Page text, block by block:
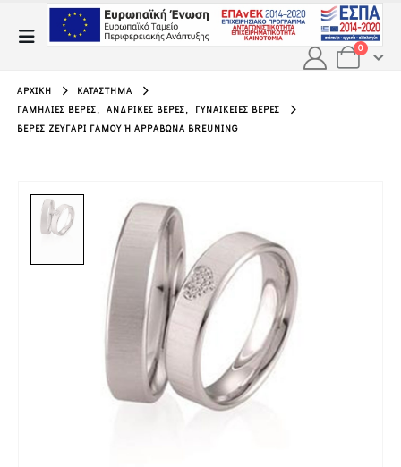
0
ΑΡΧΙΚΉ
ΚΑΤΆΣΤΗΜΑ
ΓΑΜΉΛΙΕΣ ΒΈΡΕΣ, ΑΝΔΡΙΚΈΣ ΒΈΡΕΣ,
ΓΥΝΑΙΚΕΊΕΣ ΒΈΡΕΣ
ΒΈΡΕΣ ΖΕΥΓΆΡΙ ΓΆΜΟΥ Ή ΑΡΡΑΒΏΝΑ BREUNING